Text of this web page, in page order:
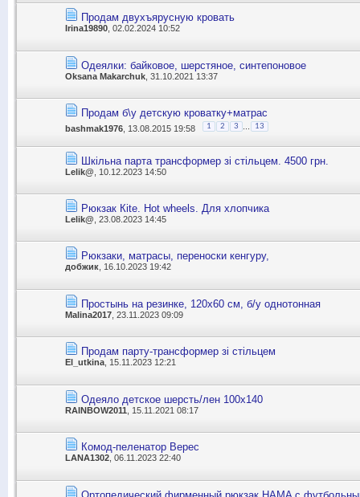
Продам двухъярусную кровать
Irina19890 , 02.02.2024 10:52
Одеялки: байковое, шерстяное, синтепоновое
Oksana Makarchuk , 31.10.2021 13:37
Продам б\у детскую кроватку+матрас
bashmak1976 , 13.08.2015 19:58 1 2 3 13
Шкільна парта трансформер зі стільцем. 4500 грн.
Lelik@ , 10.12.2023 14:50
Рюкзак Кite. Hot wheels. Для хлопчика
Lelik@ , 23.08.2023 14:45
Рюкзаки, матрасы, переноски кенгуру,
добжик, 16.10.2023 19:42
Простынь на резинке, 120х60 см, б/у однотонная
Malina2017 , 23.11.2023 09:09
Продам парту-трансформер зі стільцем
El_utkina , 15.11.2023 12:21
Одеяло детское шерсть/лен 100х140
RAINBOW2011 , 15.11.2021 08:17
Комод-пеленатор Верес
LANA1302 , 06.11.2023 22:40